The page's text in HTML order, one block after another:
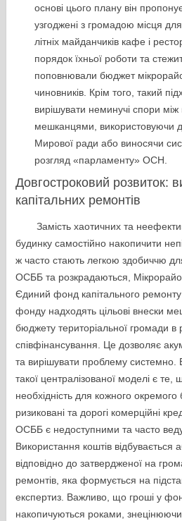
основі цього плану він
узгоджені з громадою місця
літніх майданчиків кафе і
порядок їхньої роботи та
поповнювали бюджет
чиновників. Крім того, такий
вирішувати неминучі спори між
мешканцями, використовуючи
Мирової ради або виносячи
розгляд «парламенту» ОСН.
Довгостроковий розвиток:
капітальних ремонтів
Замість хаотичних та
будинку самостійно накопичити
ж часто стають легкою здобиччю
ОСББ та розкрадаються,
Єдиний фонд капітального
фонду надходять цільові внески
бюджету територіальної громади в
співфінансування. Це дозволяє
та вирішувати проблему
такої централізованої моделі є
необхідність для кожного
ризиковані та дорогі комерційні
ОСББ є недоступними та часто
Використання коштів відбувається
відповідно до затвердженої на
ремонтів, яка формується на
експертиз. Важливо, що гроші у
накопичуються роками,